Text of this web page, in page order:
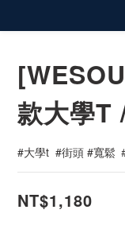
款大學T
#大學t  #街頭 #寬鬆
NT$1,180